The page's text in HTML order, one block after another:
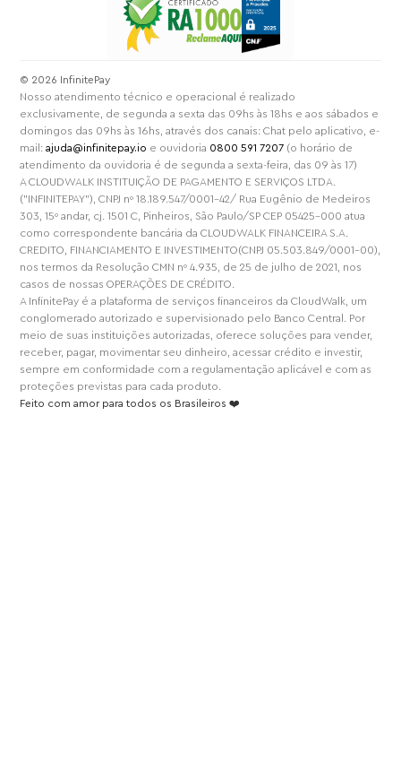
⁠© 2026 InfinitePay
Nosso atendimento técnico e operacional é realizado
exclusivamente, de segunda a sexta das 09hs às 18hs e aos sábados e
domingos das 09hs às 16hs, através dos canais: Chat pelo aplicativo, e-
mail:ajuda@infinitepay.io e ouvidoria 0800 591 7207 (o horário de
atendimento da ouvidoria é de segunda a sexta-feira, das 09 às 17)
A CLOUDWALK INSTITUIÇÃO DE PAGAMENTO E SERVIÇOS LTDA.
("INFINITEPAY"), CNPJ nº 18.189.547/0001-42/ Rua Eugênio de Medeiros
303, 15º andar, cj. 1501 C, Pinheiros, São Paulo/SP CEP 05425-000 atua
como correspondente bancária da CLOUDWALK FINANCEIRA S.A.
CREDITO, FINANCIAMENTO E INVESTIMENTO(CNPJ 05.503.849/0001-00),
nos termos da Resolução CMN nº 4.935, de 25 de julho de 2021, nos
casos de nossas OPERAÇÕES DE CRÉDITO.
A InfinitePay é a plataforma de serviços financeiros da CloudWalk, um
conglomerado autorizado e supervisionado pelo Banco Central. Por
meio de suas instituições autorizadas, oferece soluções para vender,
receber, pagar, movimentar seu dinheiro, acessar crédito e investir,
sempre em conformidade com a regulamentação aplicável e com as
proteções previstas para cada produto.
Feito com amor para todos os Brasileiros ❤️